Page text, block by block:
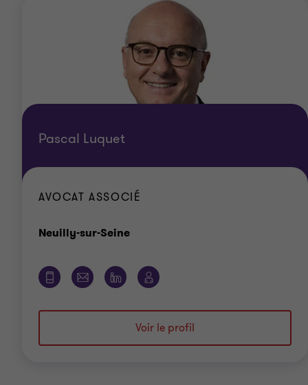
Pascal Luquet
AVOCAT ASSOCIÉ
Neuilly-sur-SeineBureau
Voir le profil